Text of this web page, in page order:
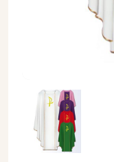
Ornat haft z